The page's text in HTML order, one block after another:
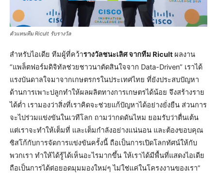
ตัวแทนทีม Ricult รับรางวัล
สำหรับไอเดีย ทีมผู้ที่คว้ารางวัลชนะเลิศ จากทีม Ricult ผลงาน
“แพล็ตฟอร์มดิจิทัลช่วยชาวนาตัดสินใจจาก Data-Driven” เราได้
แรงบันดาลใจมาจากเกษตรกรในประเทศไทย ที่ยังประสบปัญหา
ด้านการเพาะปลูกทำให้ผลผลิตทางการเกษตรได้น้อย จึงสร้างราย
ได้ต่ำ เรามองว่าสิ่งที่เราคิดจะช่วยแก้ปัญหาได้อย่างยั่งยืน ส่วนการ
จะไปร่วมแข่งขันในเวทีโลก ถามว่ากดดันไหม ยอมรับว่าตื่นเต้น
แต่เราจะทำให้เต็มที่ และเต็มกำลังอย่างแน่นอน และต้องขอบคุณ
ซิสโก้กับการจัดการแข่งขันครั้งนี้ ถือเป็นการเปิดโลกทัศน์ให้กับ
พวกเรา ทำให้ได้รู้ได้เห็นอะไรมากขึ้น ให้เราได้มีพื้นที่แสดงไอเดีย
ถือเป็นการได้ต่อยอดมุมมองใหม่ๆ ไม่ใช่แค่ในโครงงานของเรา”